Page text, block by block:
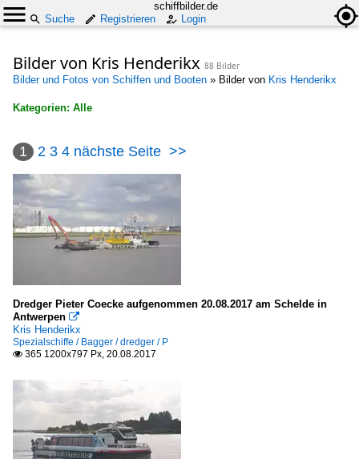
schiffbilder.de
Suche
Registrieren Login
Bilder von Kris Henderikx 88 Bilder
Bilder und Fotos von Schiffen und Booten » Bilder von Kris Henderikx
Kategorien: Alle
Alle Kategorien
Fähren im Ausland und EU grenzüberschreitend
Belgien
Fähren in Deutschland
Mosel
B
E
1 2 3 4 nächste Seite >>
Dredger Pieter Coecke aufgenommen 20.08.2017 am Schelde in
Antwerpen 
Kris Henderikx
Spezialschiffe / Bagger / dredger / P
 365 1200x797 Px, 20.08.2017